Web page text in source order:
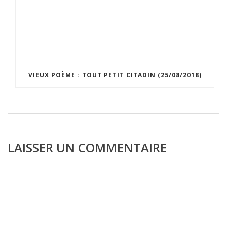
VIEUX POÈME : TOUT PETIT CITADIN (25/08/2018)
LAISSER UN COMMENTAIRE